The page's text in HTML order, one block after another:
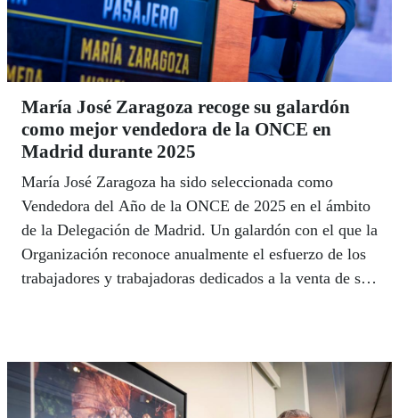
María José Zaragoza recoge su galardón
como mejor vendedora de la ONCE en
Madrid durante 2025
María José Zaragoza ha sido seleccionada como
Vendedora del Año de la ONCE de 2025 en el ámbito
de la Delegación de Madrid. Un galardón con el que la
Organización reconoce anualmente el esfuerzo de los
trabajadores y trabajadoras dedicados a la venta de sus
ONCE.